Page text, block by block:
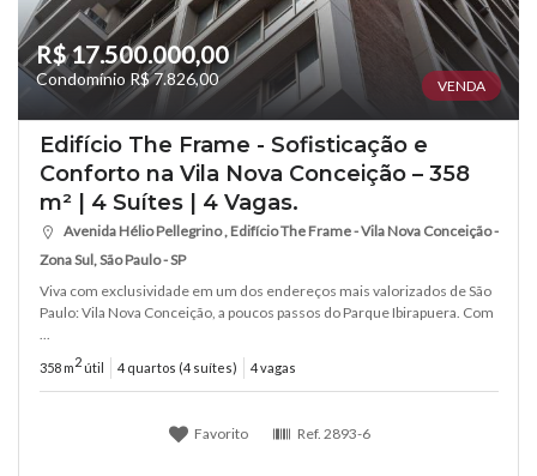
R$ 17.500.000,00
Condomínio R$ 7.826,00 VENDA
Edifício The Frame - Sofisticação e
Conforto na Vila Nova Conceição – 358
m² | 4 Suítes | 4 Vagas.
Avenida Hélio Pellegrino , Edifício The Frame - Vila Nova Conceição -
Zona Sul, São Paulo - SP
Viva com exclusividade em um dos endereços mais valorizados de São
Paulo: Vila Nova Conceição, a poucos passos do Parque Ibirapuera. Com
...
358 m2 útil 4 quartos (4 suítes) 4 vagas
Favorito Ref. 2893-6